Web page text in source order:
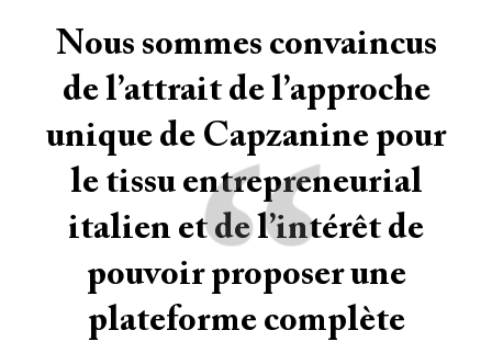
Nous sommes convaincus
de l’attrait de l’approche
unique de Capzanine pour
le tissu entrepreneurial
italien et de l’intérêt de
pouvoir proposer une
plateforme complète
“